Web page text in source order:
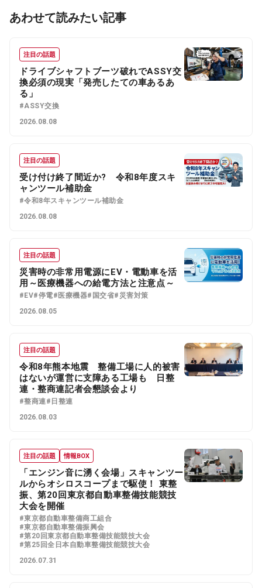
あわせて読みたい記事
注目の話題
ドライブシャフトブーツ破れでASSY交
換必須の現実「発売したての車あるあ
る」
#ASSY交換
2026.08.08
注目の話題
受け付け終了間近か? 令和8年度スキ
ャンツール補助金
#令和8年スキャンツール補助金
2026.08.08
注目の話題
災害時の非常用電源にEV・電動車を活
用～医療機器への給電方法と注意点～
#EV#停電#医療機器#国交省#災害対策
2026.08.05
注目の話題
令和8年熊本地震 整備工場に人的被害
はないが運営に支障ある工場も 日整
連・整商連記者会懇談会より
#整商連#日整連
2026.08.03
注目の話題 情報BOX
「エンジン音に湧く会場」スキャンツー
ルからオシロスコープまで駆使！ 東整
振、第20回東京都自動車整備技能競技
大会を開催
#東京都自動車整備商工組合
#東京都自動車整備振興会
#第20回東京都自動車整備技能競技大会
#第25回全日本自動車整備技能競技大会
2026.07.31